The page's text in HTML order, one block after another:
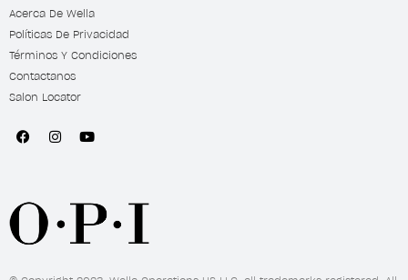
Acerca De Wella
Políticas De Privacidad
Términos Y Condiciones
Contactanos
Salon Locator